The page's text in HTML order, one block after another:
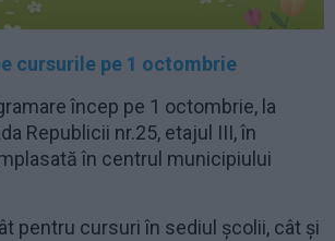
cursurile pe 1 octombrie
încep pe 1 octombrie, la
Republicii nr.25, etajul III, în
în centrul municipiului
pentru cursuri în sediul școlii, cât și